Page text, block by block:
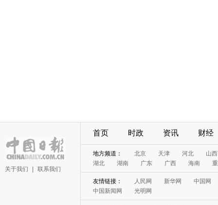
关于我们 联系我们
首页 时政 资讯 财经
地方频道： 北京 天津 河北
山西
湖北
湖南 广东 广西 海南
友情链接： 人民网 新华网
中国网
中国新闻网
光明网